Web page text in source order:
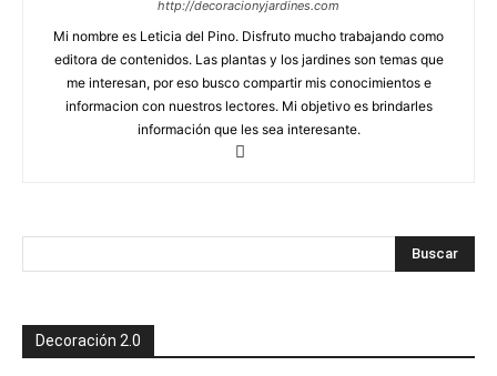
http://decoracionyjardines.com
Mi nombre es Leticia del Pino. Disfruto mucho trabajando como
editora de contenidos. Las plantas y los jardines son temas que
me interesan, por eso busco compartir mis conocimientos e
informacion con nuestros lectores. Mi objetivo es brindarles
información que les sea interesante.
Decoración 2.0